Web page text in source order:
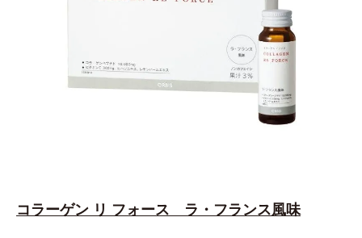
コラーゲン リ フォース ラ・フランス風味